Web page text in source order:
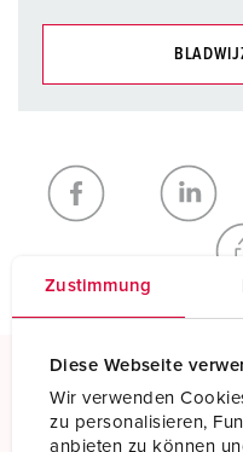
Zustimmung
Diese Webseite
Wir verwenden
zu personalisieren,
anbieten zu können
Mijn lijst
NIEUW